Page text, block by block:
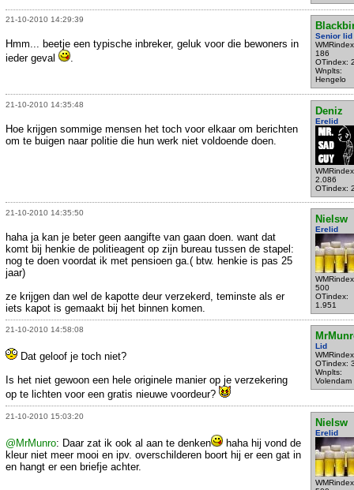
21-10-2010 14:29:39
Senior lid
186
OTindex:
Wnplts:
Hengelo
Hmm... beetje een typische inbreker, geluk voor die bewoners in
ieder geval
.
21-10-2010 14:35:48
Deniz
Erelid
2.086
OTindex:
Hoe krijgen sommige mensen het toch voor elkaar om berichten
om te buigen naar politie die hun werk niet voldoende doen.
21-10-2010 14:35:50
Nielsw
Erelid
500
OTindex:
1.951
haha ja kan je beter geen aangifte van gaan doen. want dat
komt bij henkie de politieagent op zijn bureau tussen de stapel:
nog te doen voordat ik met pensioen ga.( btw. henkie is pas 25
jaar)
ze krijgen dan wel de kapotte deur verzekerd, teminste als er
iets kapot is gemaakt bij het binnen komen.
21-10-2010 14:58:08
Lid
OTindex:
Wnplts:
Volendam
Dat geloof je toch niet?
Is het niet gewoon een hele originele manier op je verzekering
op te lichten voor een gratis nieuwe voordeur?
21-10-2010 15:03:20
Nielsw
Erelid
@MrMunro: Daar zat ik ook al aan te denken
haha hij vond de
kleur niet meer mooi en ipv. overschilderen boort hij er een gat in
en hangt er een briefje achter.